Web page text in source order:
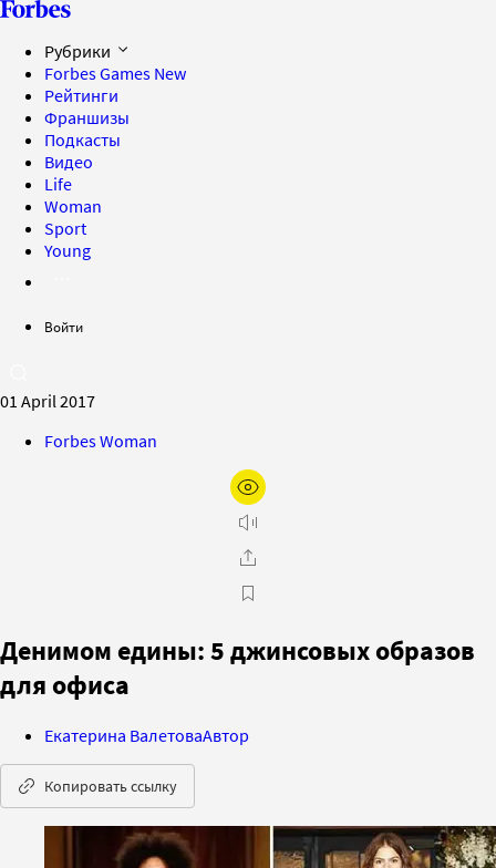
Рубрики
Forbes Games New
Рейтинги
Франшизы
Подкасты
Видео
Life
Woman
Sport
Young
Войти
01 April 2017
Forbes Woman
Денимом едины: 5 джинсовых образов
для офиса
Екатерина ВалетоваАвтор
Копировать ссылку